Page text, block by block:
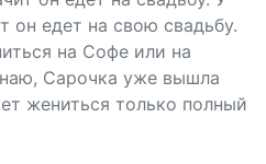
он едет на свою свадьбу.
на Софе или на
Сарочка уже вышла
жениться только полный